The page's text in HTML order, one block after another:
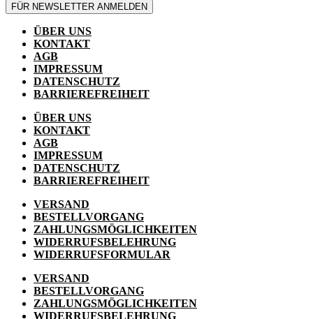
FÜR NEWSLETTER ANMELDEN
ÜBER UNS
KONTAKT
AGB
IMPRESSUM
DATENSCHUTZ
BARRIEREFREIHEIT
ÜBER UNS
KONTAKT
AGB
IMPRESSUM
DATENSCHUTZ
BARRIEREFREIHEIT
VERSAND
BESTELLVORGANG
ZAHLUNGSMÖGLICHKEITEN
WIDERRUFSBELEHRUNG
WIDERRUFSFORMULAR
VERSAND
BESTELLVORGANG
ZAHLUNGSMÖGLICHKEITEN
WIDERRUFSBELEHRUNG